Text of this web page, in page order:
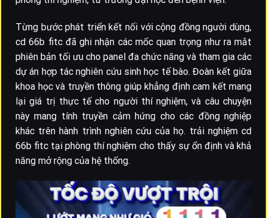
Từng bước phát triển kết nối với cộng đồng người dùng,
cd 66b fitc đã ghi nhận các mốc quan trọng như ra mắt
phiên bản tối ưu cho panel đa chức năng và tham gia các
dự án hợp tác nghiên cứu sinh học tế bào. Đoàn kết giữa
khoa học và truyền thông giúp khẳng định cam kết mang
lại giá trị thực tế cho người thí nghiệm, và câu chuyện
này mang tính truyền cảm hứng cho các đồng nghiệp
khác trên hành trình nghiên cứu của họ. trải nghiệm cd
66b fitc tại phòng thí nghiệm cho thấy sự ổn định và khả
năng mở rộng của hệ thống.